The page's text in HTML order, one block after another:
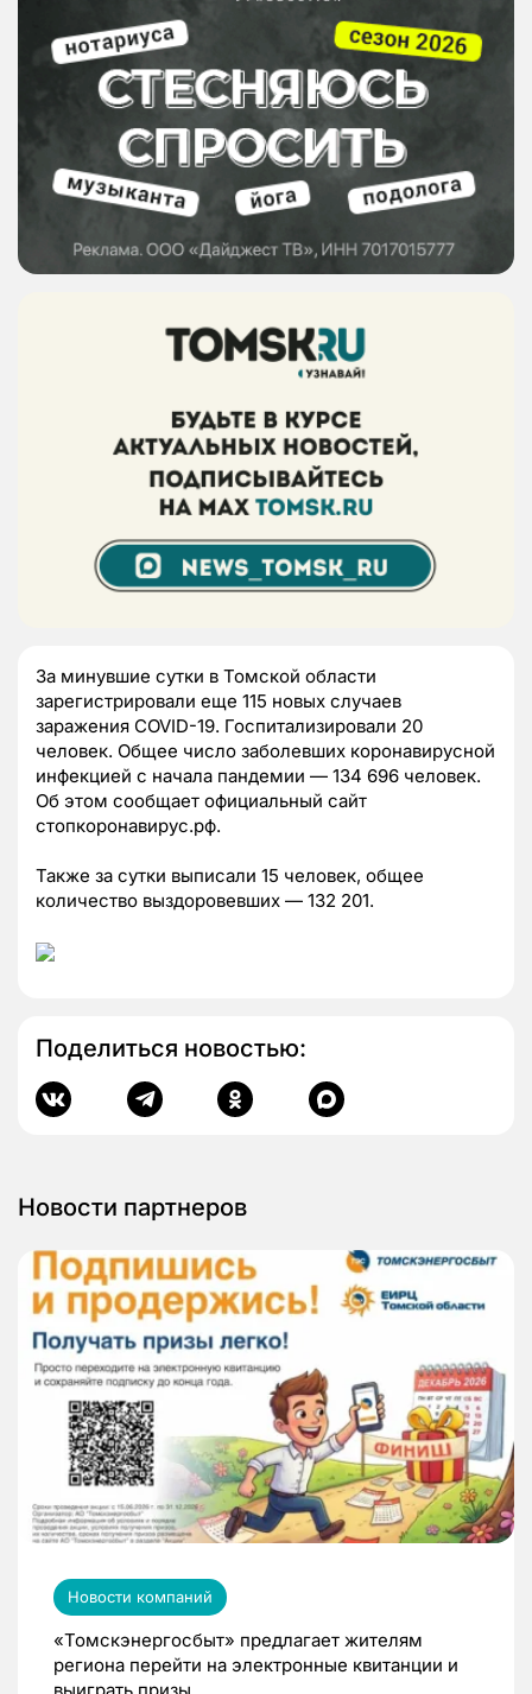
За минувшие сутки в Томской области
зарегистрировали еще 115 новых случаев
заражения COVID-19. Госпитализировали 20
человек. Общее число заболевших коронавирусной
инфекцией с начала пандемии — 134 696 человек.
Об этом сообщает официальный сайт
стопкоронавирус.рф.
Также за сутки выписали 15 человек, общее
количество выздоровевших — 132 201.
Поделиться новостью:
Новости партнеров
Новости компаний
«Томскэнергосбыт» предлагает жителям
региона перейти на электронные квитанции и